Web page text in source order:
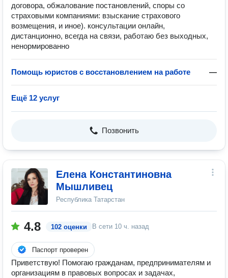
договора, обжалование постановлений, споры со
страховыми компаниями: взыскание страхового
возмещения, и иное). консультации онлайн,
дистанционно, всегда на связи, работаю без выходных,
ненормированно
Помощь юристов с восстановлением на работе —
Ещё 12 услуг
Позвонить
Елена Константиновна
Мышливец
Республика Татарстан
4.8 102 оценки В сети 10 ч. назад
Паспорт проверен
Приветствую! Помогаю гражданам, предпринимателям и
организациям в правовых вопросах и задачах,